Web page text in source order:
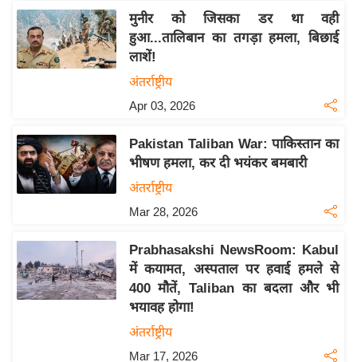
य
ब
ज
क्रि
के
ट
2
0
मुनीर को जिसका डर था वही
हुआ...तालिबान का तगड़ा हमला, बिछाई
लाशें!
अंतर्राष्ट्रीय
Apr 03, 2026
Pakistan Taliban War: पाकिस्तान का
भीषण हमला, कर दी भयंकर बमबारी
अंतर्राष्ट्रीय
Mar 28, 2026
Prabhasakshi NewsRoom: Kabul
में कयामत, अस्पताल पर हवाई हमले से
400 मौतें, Taliban का बदला और भी
भयावह होगा!
अंतर्राष्ट्रीय
Mar 17, 2026